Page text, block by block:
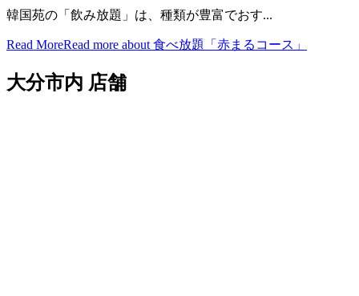
韓国苑の「飲み放題」は、種類が豊富でおす...
Read MoreRead more about 食べ放題「赤まるコース」
大分市内 店舗